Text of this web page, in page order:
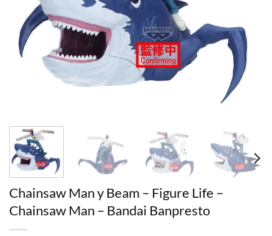
Chainsaw Man y Beam – Figure Life –
Chainsaw Man – Bandai Banpresto